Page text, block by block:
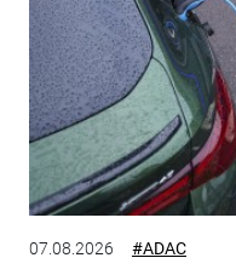
07.08.2026 #ADAC